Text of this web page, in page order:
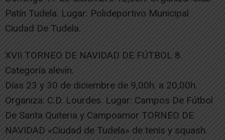
Patín Tudela. Lugar: Polideportivo Municipal
Ciudad De Tudela.
XVII TORNEO DE NAVIDAD DE FÚTBOL 8.
Categoría alevín.
Días 23 y 30 de diciembre de 9,00h. a 20,00h.
Organiza: C.D. Lourdes. Lugar: Campos De Fútbol
De Santa Quiteria y Campoamor TORNEO DE
NAVIDAD «Ciudad de Tudela» de tenis y squash.